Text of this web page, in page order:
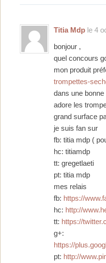
Titia Mdp le 4
bonjour ,
quel concours
mon produit
trompettes-
dans une
adore les
grand surface
je suis fan sur
fb: titia mdp (
hc: titiamdp
tt: gregetlaeti
pt: titia mdp
mes relais
fb: https://
hc: http://
tt: https://
g+:
https://
pt: http://